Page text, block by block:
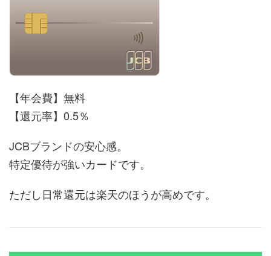
【年会費】無料
【還元率】0.5％
JCBブランドの安心感。
特定優待が強いカードです。
ただし日常還元は楽天のほうが高めです。